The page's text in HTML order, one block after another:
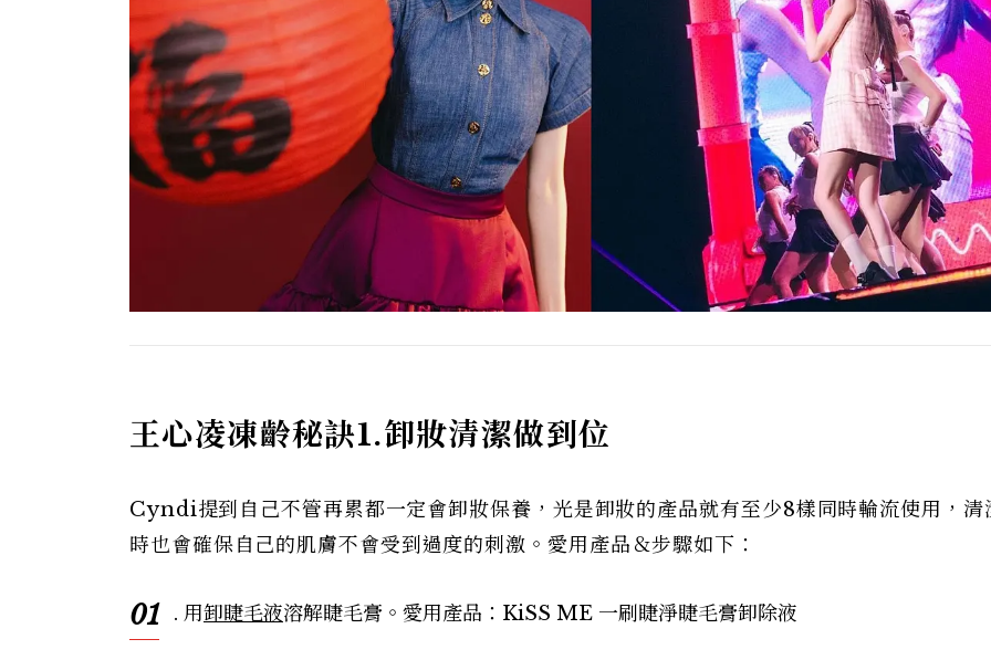
王心凌凍齡秘訣1.卸妝清潔做到位
Cyndi提到自己不管再累都一定會卸妝保養，光是卸妝的產品就有至少8樣同時輪流使用，清
時也會確保自己的肌膚不會受到過度的刺激。愛用產品＆步驟如下：
01 . 用卸睫毛液溶解睫毛膏。愛用產品：KiSS ME 一刷睫淨睫毛膏卸除液